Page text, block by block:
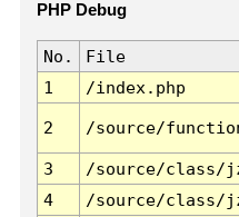
PHP Debug
No. File
1
/index.php
2 /source/
3 /source/class/
4
/source/class/